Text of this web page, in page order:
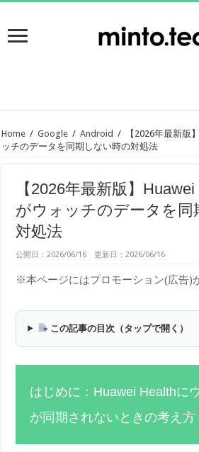
Home / Google / Android /
【2026年最新版
ッチのデータを同期しない時の対処法
【2026年最新版】
がウォッチのデータを同
対処法
公開日：2026/06/16 更新日：2026/06/16
※本ページにはプロモーション(広告)
この記事の目次（タップで開く）
はじめに：Huawei Healthに
が同期されないときの考え方